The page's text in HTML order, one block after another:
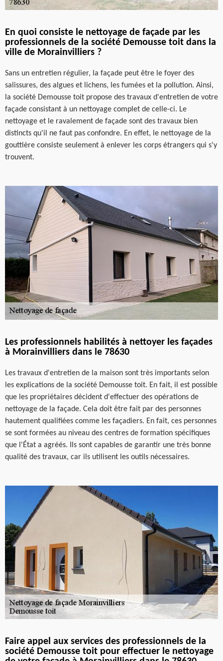
En quoi consiste le nettoyage de façade par les
professionnels de la société Demousse toit dans la
ville de Morainvilliers ?
Sans un entretien régulier, la façade peut être le foyer des
salissures, des algues et lichens, les fumées et la pollution. Ainsi,
la société Demousse toit propose des travaux d'entretien de votre
façade consistant à un nettoyage complet de celle-ci. Le
nettoyage et le ravalement de façade sont des travaux bien
distincts qu'il ne faut pas confondre. En effet, le nettoyage de la
gouttière consiste seulement à enlever les corps étrangers qui s'y
trouvent.
Les professionnels habilités à nettoyer les façades
à Morainvilliers dans le 78630
Les travaux d'entretien de la maison sont très importants selon
les explications de la société Demousse toit. En fait, il est possible
que les propriétaires décident d'effectuer des opérations de
nettoyage de la façade. Cela doit être fait par des personnes
hautement qualifiées comme les façadiers. En fait, ces personnes
se sont formées au niveau des centres de formation spécifiques
que l'État a agréés. Ils sont capables de garantir une très bonne
qualité des travaux, car ils utilisent les outils nécessaires.
Faire appel aux services des professionnels de la
société Demousse toit pour effectuer le nettoyage